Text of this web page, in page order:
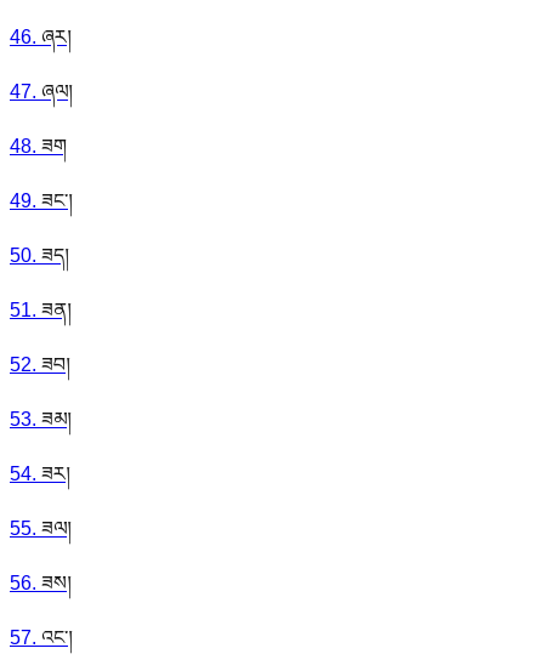
46. ཞར།
47. ཞལ།
48. ཟག
49. ཟང་།
50. ཟད།
51. ཟན།
52. ཟབ།
53. ཟམ།
54. ཟར།
55. ཟལ།
56. ཟས།
57. འང་།